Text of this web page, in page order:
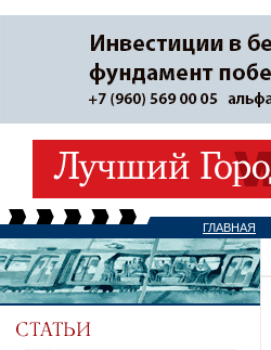
ГЛАВНАЯ